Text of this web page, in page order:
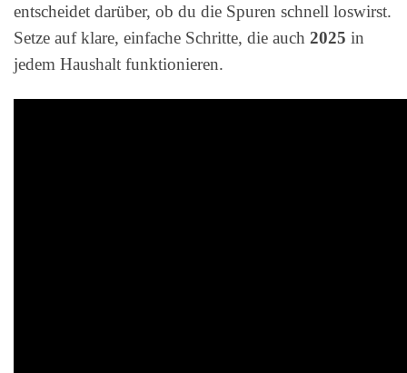
entscheidet darüber, ob du die Spuren schnell loswirst.
Setze auf klare, einfache Schritte, die auch 2025 in
jedem Haushalt funktionieren.